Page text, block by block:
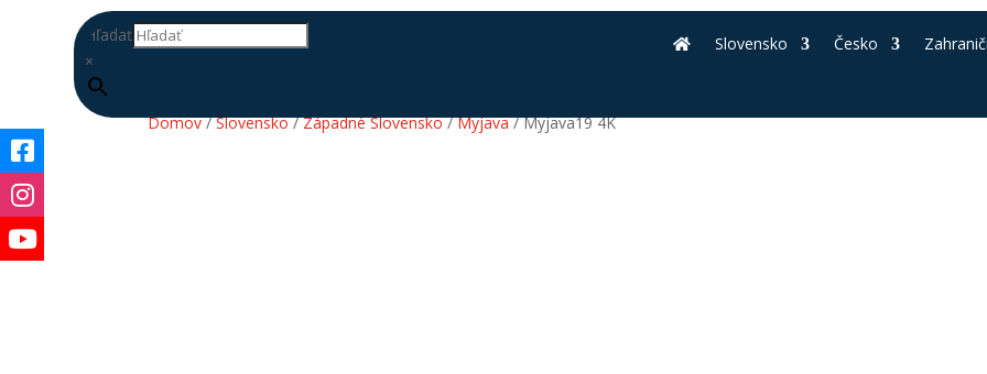
Hľadať
×
Slovensko Česko
Domov/Slovensko/Západné Slovensko/Myjava/ Myjava19 4K